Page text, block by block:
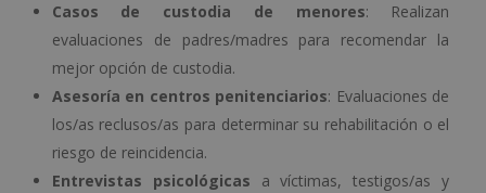
Casos de custodia de menores: Realizan
evaluaciones de padres/madres para recomendar la
mejor opción de custodia.
Asesoría en centros penitenciarios: Evaluaciones de
los/as reclusos/as para determinar su rehabilitación o el
riesgo de reincidencia.
Entrevistas psicológicas a víctimas, testigos/as y